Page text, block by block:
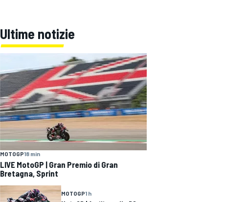
Ultime notizie
MOTOGP18 min
LIVE MotoGP | Gran Premio di Gran
Bretagna, Sprint
MOTOGP1 h